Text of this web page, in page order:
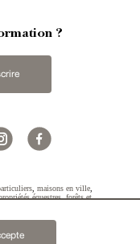
?
maisons en ville
équestres,forêts et